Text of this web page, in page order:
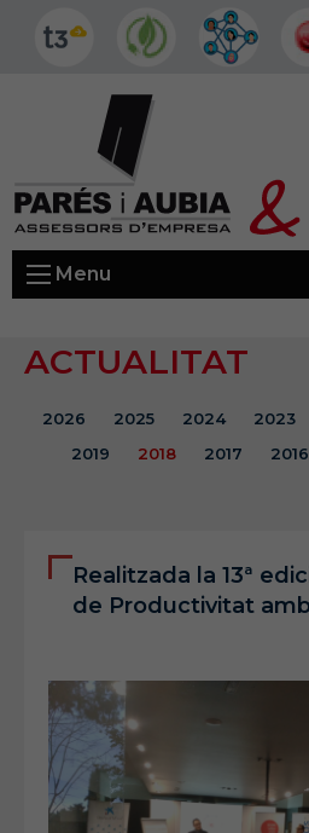
Menu
ACTUALITAT
2026 2025 2024 2023
2019
2018 2017 2016
Realitzada la 13ª
de Productivitat